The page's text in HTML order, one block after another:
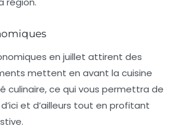
en juillet attirent des
mettent en avant la cuisine
culinaire, ce qui vous permettra de
et d’ailleurs tout en profitant